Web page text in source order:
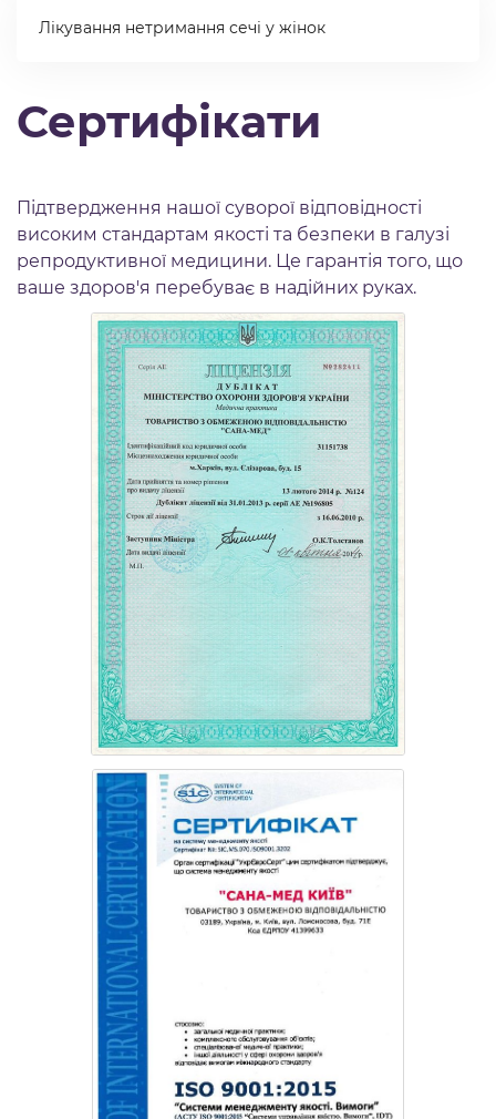
Лікування нетримання сечі у жінок
Сертифікати
Підтвердження нашої суворої відповідності
високим стандартам якості та безпеки в галузі
репродуктивної медицини. Це гарантія того, що
ваше здоров'я перебуває в надійних руках.